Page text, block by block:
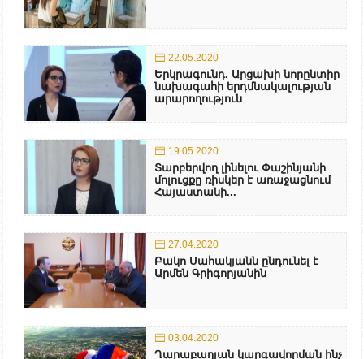
22.05.2020
Երկրագունդ. Արցախի նորընտիր
նախագահի երդմնակալության
արարողություն
19.05.2020
Տարբերվող լինելու Փաշինյանի
մոլուցքը ռիսկեր է առաջացնում
Հայաստանի...
27.04.2020
Բակո Սահակյանն ընդունել է
Արմեն Գրիգորյանին
03.04.2020
Ղարաբաղյան կարգավորման ինչ